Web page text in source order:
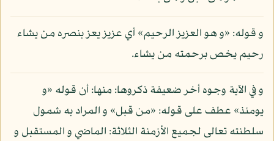
و قوله: «و هو العزيز الرحيم» أي عزيز يعز بنصره من يشاء
رحيم يخص برحمته من يشاء.
و في الآية وجوه أخر ضعيفة ذكروها: منها: أن قوله «و
يومئذ» عطف على قوله: «من قبل» و المراد به شمول
سلطنته تعالى لجميع الأزمنة الثلاثة: الماضي و المستقبل و